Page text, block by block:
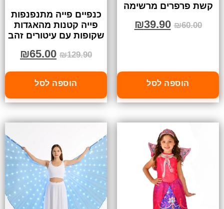
קשת פרפרים מרשימה
₪60.00
₪39.90
הוספה לסל
כנפיים פייה מתנפנפות
פייה קטנות מהאגדות
שקופות עם עיטורים זהב
₪129.90
₪65.00
הוספה לסל